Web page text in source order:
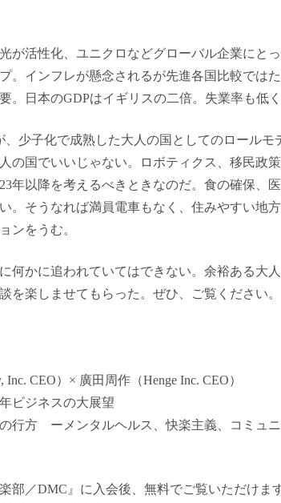
が活性化、ユニクロなどグローバル企業にと
。インフレが懸念されるが先進各国比較では
。日本のGDPはイギリスの二倍。失業率も低
少子化で成熟した大人の国としてのロール
の国でいいじゃない。ロボティクス、移民政
年以降を考えるべきときなのだ。食の確保、
。そうなれば満員電車もなく、住みやすい地
ンをうむ。
何かに追われていてはできない。余裕ある大
を楽しませてもらった。ぜひ、ご覧ください。
Inc. CEO）× 廣田周作（Henge Inc. CEO）
ジネスの大展望
方 ーメンタルヘルス、快楽主義、コミュニ
部／DMC』に入会後、無料でご覧いただけます